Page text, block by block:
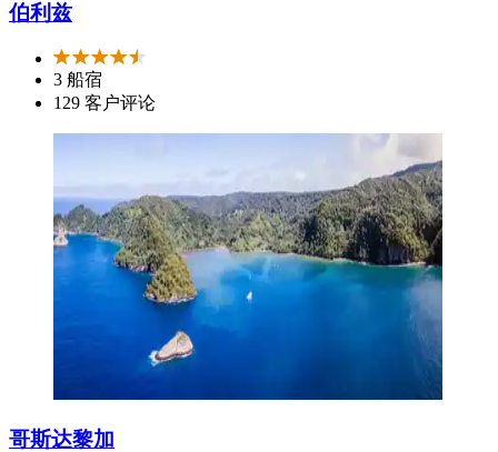
伯利兹
3 船宿
129 客户评论
哥斯达黎加